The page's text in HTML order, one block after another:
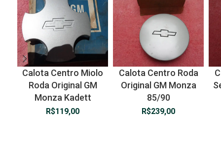
Calota Centro Miolo
Roda Original GM
Monza Kadett
R$119,00
Calota Centro Roda
Original GM Monza
85/90
R$239,00